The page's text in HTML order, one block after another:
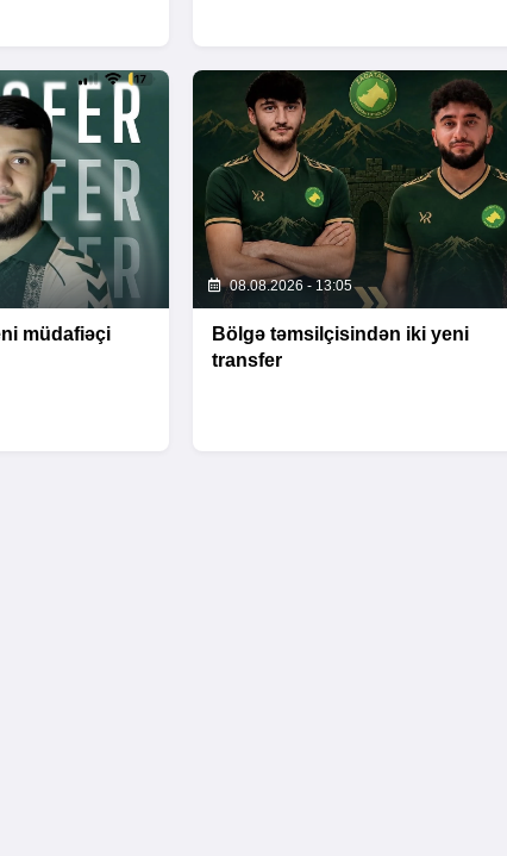
müdafiəçi
08.08.2026 - 13:05
Bölgə təmsilçisindən iki yeni
transfer